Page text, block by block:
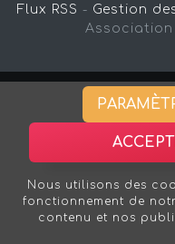
Flux RSS - Gestion
Association
Nous utilisons des
fonctionnement de
contenu et nos